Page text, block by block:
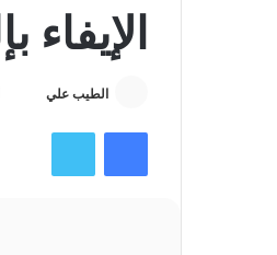
الإيفاء
الطيب علي
فيسبوك تويتر